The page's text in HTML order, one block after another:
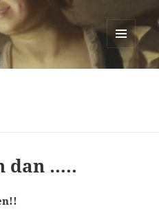
MENU
EN
dan …..